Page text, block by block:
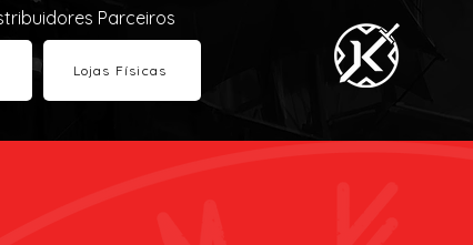
Parceiros
Lojas Físicas